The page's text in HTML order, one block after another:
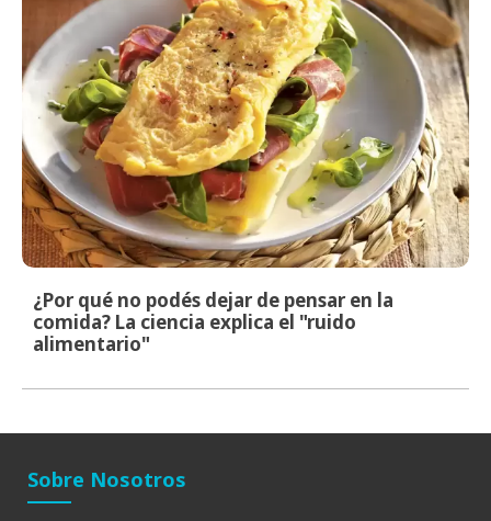
¿Por qué no podés dejar de pensar en la
comida? La ciencia explica el "ruido
alimentario"
Sobre Nosotros